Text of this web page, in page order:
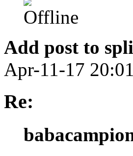
Add post to
Apr-11-17
Re: